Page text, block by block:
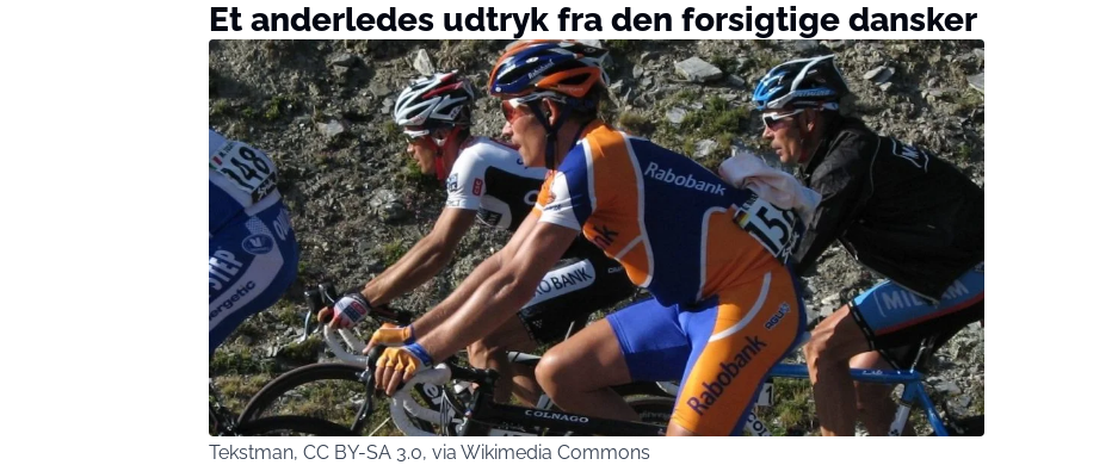
Et anderledes udtryk fra den forsigtige dansker
Tekstman, CC BY-SA 3.0, via Wikimedia Commons